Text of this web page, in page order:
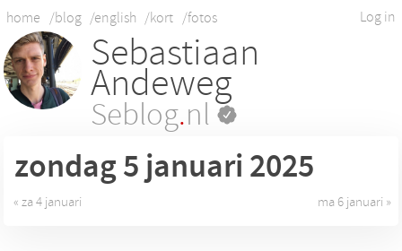
Log in
home /blog /english /kort /fotos
Sebastiaan
Andeweg
Seblog.nl
zondag 5 januari 2025
« za 4 januari ma 6 januari »